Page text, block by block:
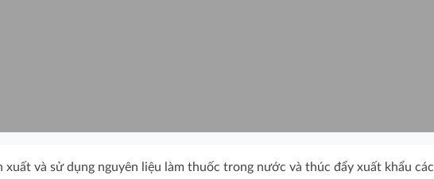
và sử dụng nguyên liệu làm thuốc trong nước và thúc đẩy xuất khẩu các